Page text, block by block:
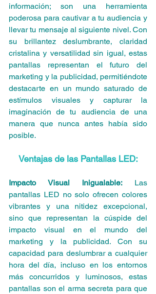
información; son una herramienta
poderosa para cautivar a tu audiencia y
llevar tu mensaje al siguiente nivel. Con
su brillantez deslumbrante, claridad
cristalina y versatilidad sin igual, estas
pantallas representan el futuro del
marketing y la publicidad, permitiéndote
destacarte en un mundo saturado de
estímulos visuales y capturar la
imaginación de tu audiencia de una
manera que nunca antes había sido
posible.
Ventajas de las Pantallas LED:
Impacto Visual Inigualable: Las
pantallas LED no solo ofrecen colores
vibrantes y una nitidez excepcional,
sino que representan la cúspide del
impacto visual en el mundo del
marketing y la publicidad. Con su
capacidad para deslumbrar a cualquier
hora del día, incluso en los entornos
más concurridos y luminosos, estas
pantallas son el arma secreta para que